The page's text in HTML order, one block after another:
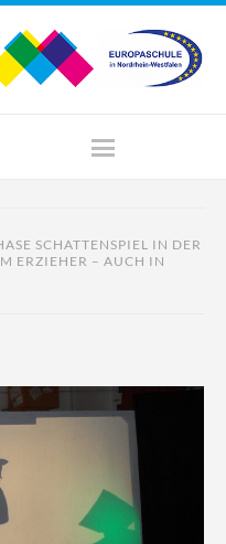
SCHATTENSPIEL IN DER
ERZIEHER – AUCH IN